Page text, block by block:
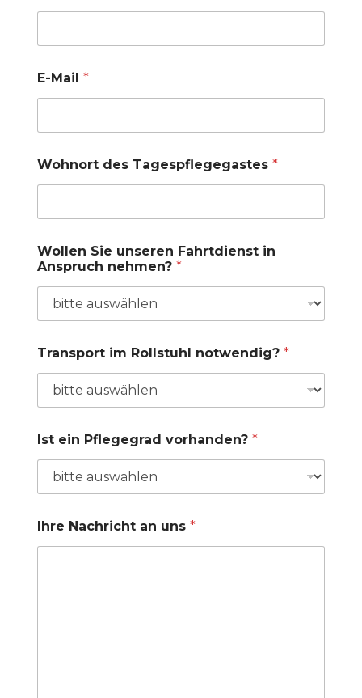
E-Mail *
Wohnort des Tagespflegegastes *
Wollen Sie unseren Fahrtdienst in
Anspruch nehmen? *
Transport im Rollstuhl notwendig? *
Ist ein Pflegegrad vorhanden? *
Ihre Nachricht an uns *